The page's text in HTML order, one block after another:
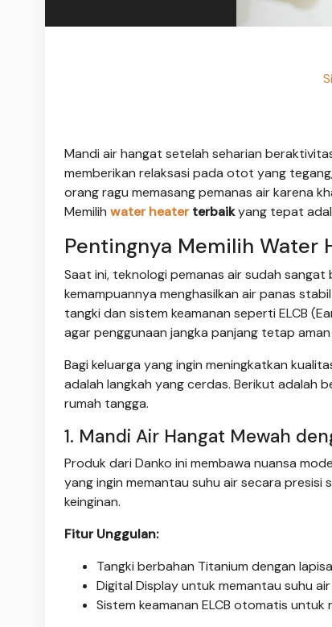
Mandi air hangat setelah seharian
memberikan relaksasi pada otot yang
orang ragu memasang pemanas air karena
Memilih water heaterterbaikyang tepat
Pentingnya Memilih Water
Saat ini, teknologi pemanas air sudah sangat
kemampuannya menghasilkan air panas
tangki dan sistem keamanan seperti ELCB
agar penggunaan jangka panjang tetap
Bagi keluarga yang ingin meningkatkan
adalah langkah yang cerdas. Berikut adalah
rumah tangga.
1. Mandi Air Hangat Mewah
Produk dari Danko ini membawa nuansa
yang ingin memantau suhu air secara presisi
keinginan.
Fitur Unggulan:
Tangki berbahan Titanium dengan
Digital Display untuk memantau suhu
Sistem keamanan ELCB otomatis